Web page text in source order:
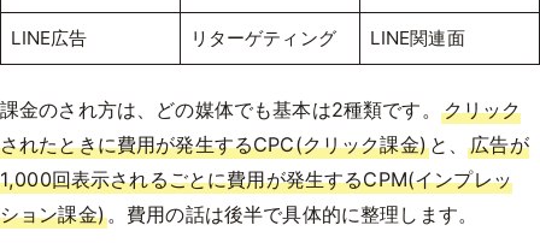
LINE広告 リターゲティング LINE関連面
課金のされ方は、どの媒体でも基本は2種類です。 クリック
されたときに費用が発生するCPC(クリック課金)と、広告が
1,000回表示されるごとに費用が発生するCPM(インプレッ
ション課金)。費用の話は後半で具体的に整理します。